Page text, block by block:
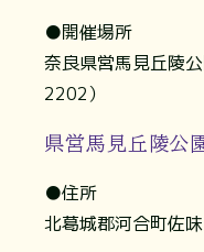
●開催場所
奈良県営馬見丘陵
2202）
県営馬見丘陵公
●住所
北葛城郡河合町佐